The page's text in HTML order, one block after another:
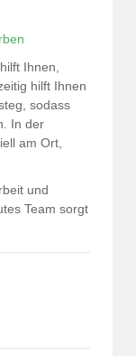
Ihnen,
hilft Ihnen
sodass
In der
am Ort,
und
Team sorgt